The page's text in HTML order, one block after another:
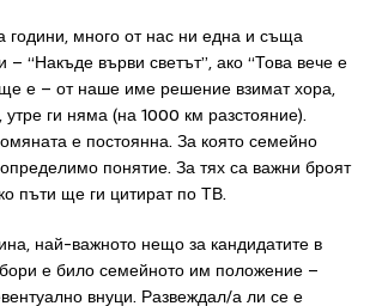
години, много от нас ни една и съща
“Накъде върви светът”, ако “Това вече е
е – от наше име решение взимат хора,
утре ги няма (на 1000 км разстояние).
е постоянна. За която семейно
понятие. За тях са важни броят
пъти ще ги цитират по ТВ.
най-важното нещо за кандидатите в
е било семейното им положение –
внуци. Развеждал/а ли се е